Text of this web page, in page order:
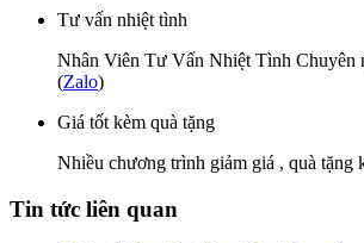
Tư vấn nhiệt tình
Nhân Viên Tư Vấn Nhiệt Tình Chuyên
(Zalo)
Giá tốt kèm quà tặng
Nhiều chương trình giảm giá , quà tặng
Tin tức liên quan